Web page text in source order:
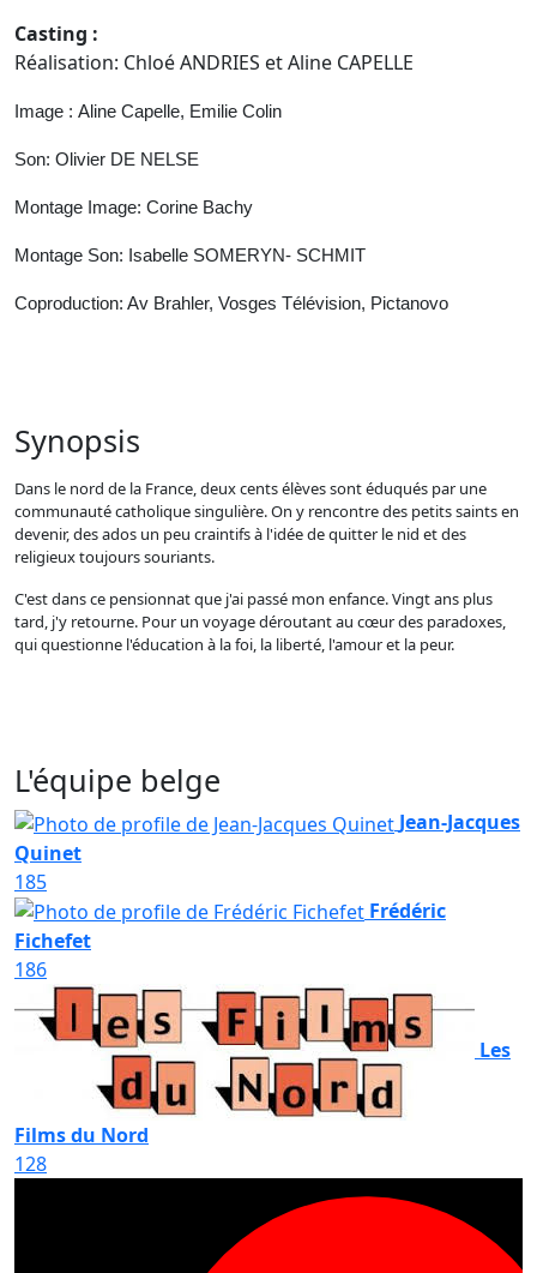
Casting :
Réalisation: Chloé ANDRIES et Aline CAPELLE
Image : Aline Capelle, Emilie Colin
Son: Olivier DE NELSE
Montage Image: Corine Bachy
Montage Son: Isabelle SOMERYN- SCHMIT
Coproduction: Av Brahler, Vosges Télévision, Pictanovo
Synopsis
Dans le nord de la France, deux cents élèves sont éduqués par une
communauté catholique singulière. On y rencontre des petits saints en
devenir, des ados un peu craintifs à l'idée de quitter le nid et des
religieux toujours souriants.
C'est dans ce pensionnat que j'ai passé mon enfance. Vingt ans plus
tard, j'y retourne. Pour un voyage déroutant au cœur des paradoxes,
qui questionne l'éducation à la foi, la liberté, l'amour et la peur.
L'équipe belge
Jean-Jacques
Quinet
185
Frédéric
Fichefet
186
Les
Films du Nord
128